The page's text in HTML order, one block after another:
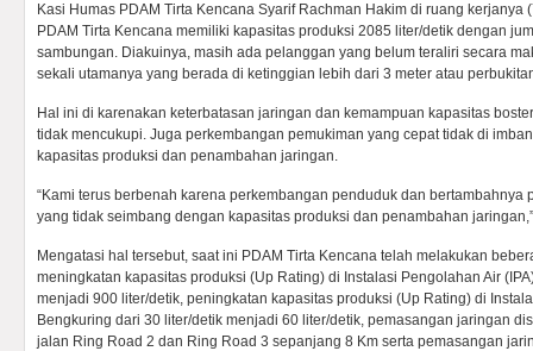
Kasi Humas PDAM Tirta Kencana Syarif Rachman Hakim di ruang kerjanya
PDAM Tirta Kencana memiliki kapasitas produksi 2085 liter/detik dengan
sambungan. Diakuinya, masih ada pelanggan yang belum teraliri secara
sekali utamanya yang berada di ketinggian lebih dari 3 meter atau
Hal ini di karenakan keterbatasan jaringan dan kemampuan kapasitas
tidak mencukupi. Juga perkembangan pemukiman yang cepat tidak di
kapasitas produksi dan penambahan jaringan.
“Kami terus berbenah karena perkembangan penduduk dan bertambahnya
yang tidak seimbang dengan kapasitas produksi dan penambahan
Mengatasi hal tersebut, saat ini PDAM Tirta Kencana telah melakukan
meningkatan kapasitas produksi (Up Rating) di Instalasi Pengolahan Air
menjadi 900 liter/detik, peningkatan kapasitas produksi (Up Rating) di
Bengkuring dari 30 liter/detik menjadi 60 liter/detik, pemasangan jaringan
jalan Ring Road 2 dan Ring Road 3 sepanjang 8 Km serta pemasangan